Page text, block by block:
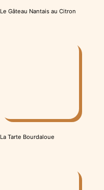
Le Gâteau Nantais au Citron
La Tarte Bourdaloue